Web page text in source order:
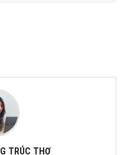
TRÚC THƠ